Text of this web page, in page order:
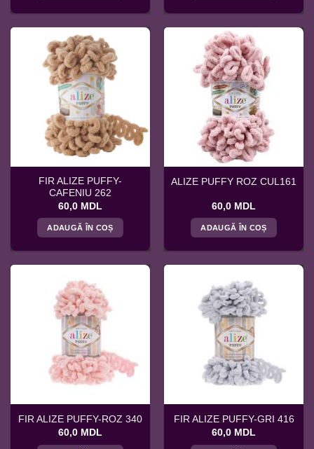
FIR ALIZE PUFFY-
CAFENIU 262
60,0 MDL
ADAUGĂ ÎN COȘ
ALIZE PUFFY ROZ CUL161
60,0 MDL
ADAUGĂ ÎN COȘ
FIR ALIZE PUFFY-ROZ 340
60,0 MDL
FIR ALIZE PUFFY-GRI 416
60,0 MDL